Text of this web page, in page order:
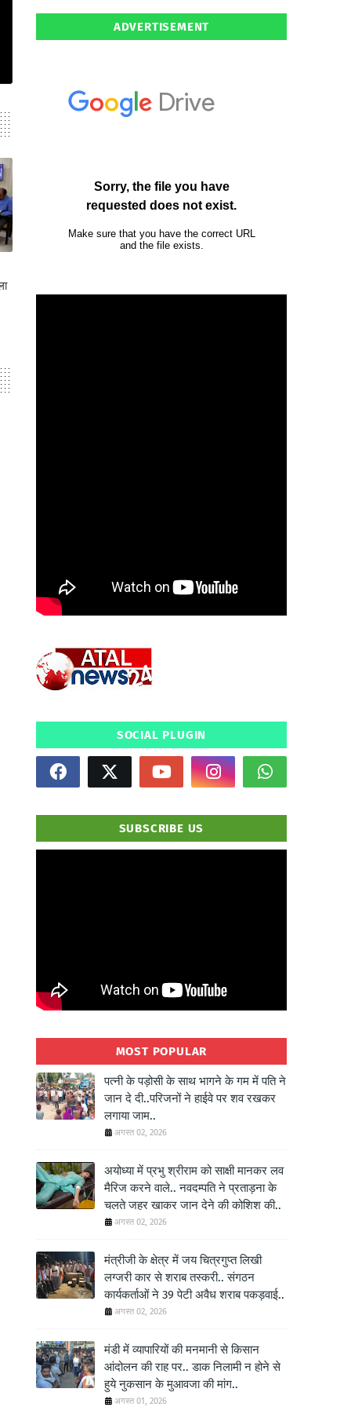
ADVERTISEMENT
SOCIAL PLUGIN
SUBSCRIBE US
MOST POPULAR
पत्नी के पड़ोसी के साथ भागने के गम में पति ने
जान दे दी..परिजनों ने हाईवे पर शव रखकर
लगाया जाम..
अगस्त 02, 2026
अयोध्या में प्रभु श्रीराम को साक्षी मानकर लव
मैरिज करने वाले.. नवदम्पति ने प्रताड़ना के
चलते जहर खाकर जान देने की कोशिश की..
अगस्त 02, 2026
मंत्रीजी के क्षेत्र में जय चित्रगुप्त लिखी
लग्जरी कार से शराब तस्करी.. संगठन
कार्यकर्ताओं ने 39 पेटी अवैध शराब पकड़वाई..
अगस्त 02, 2026
मंडी में व्यापारियों की मनमानी से किसान
आंदोलन की राह पर.. डाक निलामी न होने से
हुये नुकसान के मुआवजा की मांग..
अगस्त 01, 2026